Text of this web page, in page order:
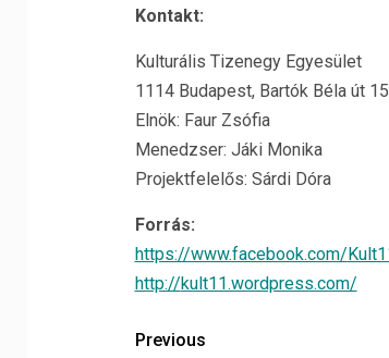
Kontakt:
Kulturális Tizenegy Egyesület
1114 Budapest, Bartók Béla út
Elnök: Faur Zsófia
Menedzser: Jáki Monika
Projektfelelős: Sárdi Dóra
Forrás:
https://www.facebook.com/
http://kult11.wordpress.com/
Previous